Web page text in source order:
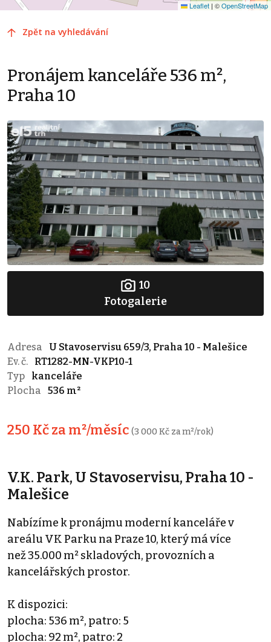
Leaflet | ©OpenStreetMap
Zpět na vyhledávání
Pronájem kanceláře 536 m²,
Praha 10
10
Fotogalerie
Adresa
U Stavoservisu 659/3, Praha 10 - Malešice
Ev. č.
RT1282-MN-VKP10-1
Typ
kanceláře
Plocha
536 m²
250 Kč za m²/měsíc (3 000 Kč za m²/rok)
V.K. Park, U Stavoservisu, Praha 10 -
Malešice
Nabízíme k pronájmu moderní kanceláře v
areálu VK Parku na Praze 10, který má více
než 35.000 m² skladových, provozních a
kancelářských prostor.
K dispozici:
plocha: 536 m², patro: 5
plocha: 92 m², patro: 2